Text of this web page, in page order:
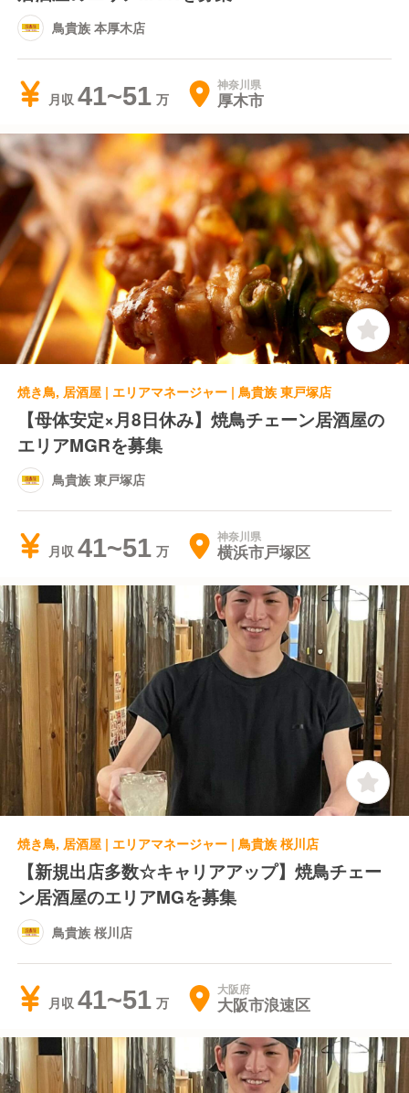
鳥貴族 本厚木店
月収 41~51 神奈川県
厚木市
焼き鳥, 居酒屋 | エリアマネージャー | 鳥貴族 東戸塚店
【母体安定×月8日休み】焼鳥チェーン居酒屋の
エリアMGRを募集
鳥貴族 東戸塚店
月収 41~51 神奈川県
横浜市戸塚区
焼き鳥, 居酒屋 | エリアマネージャー | 鳥貴族 桜川店
【新規出店多数☆キャリアアップ】焼鳥チェー
ン居酒屋のエリアMGを募集
鳥貴族 桜川店
月収 41~51 大阪府
大阪市浪速区